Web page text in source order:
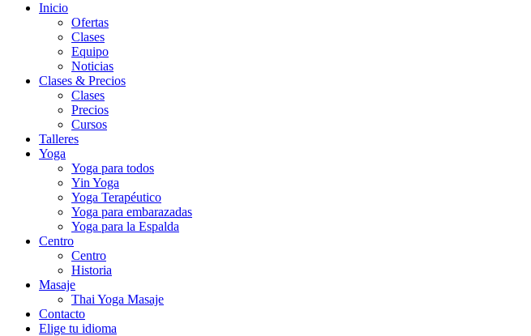
Inicio
Ofertas
Clases
Equipo
Noticias
Clases & Precios
Clases
Precios
Cursos
Talleres
Yoga
Yoga para todos
Yin Yoga
Yoga Terapéutico
Yoga para embarazadas
Yoga para la Espalda
Centro
Centro
Historia
Masaje
Thai Yoga Masaje
Contacto
Elige tu idioma